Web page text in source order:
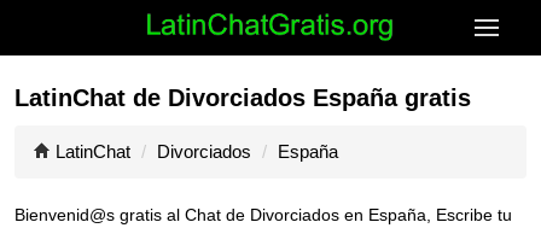
LatinChat de Divorciados España gratis
LatinChat Divorciados España
Bienvenid@s gratis al Chat de Divorciados en España, Escribe tu